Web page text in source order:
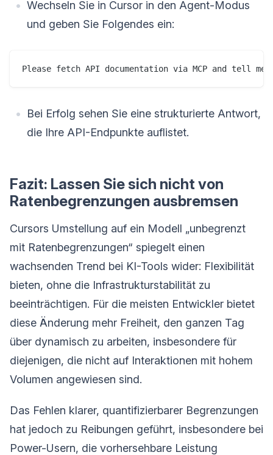
Wechseln Sie in Cursor in den Agent-Modus
und geben Sie Folgendes ein:
Please fetch API documentation via MCP and tell
Bei Erfolg sehen Sie eine strukturierte Antwort,
die Ihre API-Endpunkte auflistet.
Fazit: Lassen Sie sich nicht von
Ratenbegrenzungen ausbremsen
Cursors Umstellung auf ein Modell „unbegrenzt
mit Ratenbegrenzungen“ spiegelt einen
wachsenden Trend bei KI-Tools wider: Flexibilität
bieten, ohne die Infrastrukturstabilität zu
beeinträchtigen. Für die meisten Entwickler bietet
diese Änderung mehr Freiheit, den ganzen Tag
über dynamisch zu arbeiten, insbesondere für
diejenigen, die nicht auf Interaktionen mit hohem
Volumen angewiesen sind.
Das Fehlen klarer, quantifizierbarer Begrenzungen
hat jedoch zu Reibungen geführt, insbesondere bei
Power-Usern, die vorhersehbare Leistung